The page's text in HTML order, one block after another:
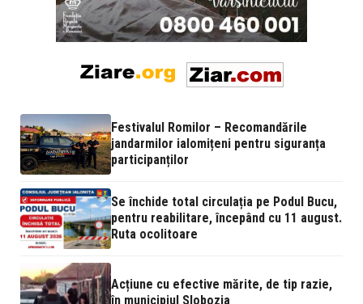
Festivalul Romilor – Recomandările
jandarmilor ialomițeni pentru siguranța
participanților
Se închide total circulația pe Podul Bucu,
pentru reabilitare, începând cu 11 august.
Ruta ocolitoare
Acțiune cu efective mărite, de tip razie,
în municipiul Slobozia